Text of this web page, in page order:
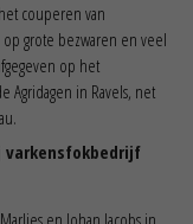
couperen van
op grote bezwaren en veel
op het
Agridagen in Ravels, net